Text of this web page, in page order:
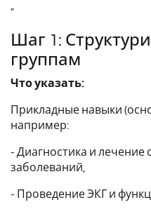
"
Шаг 1:
группам
Что указать:
Прикладные навыки
например:
- Диагностика и лечение
заболеваний,
- Проведение ЭКГ и